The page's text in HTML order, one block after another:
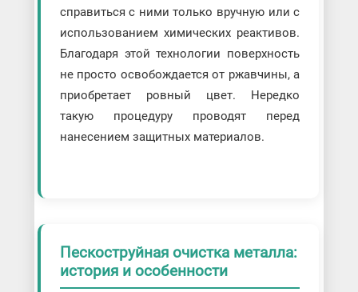
справиться с ними только вручную или с
использованием химических реактивов.
Благодаря этой технологии поверхность
не просто освобождается от ржавчины, а
приобретает ровный цвет. Нередко
такую процедуру проводят перед
нанесением защитных материалов.
Пескоструйная очистка металла:
история и особенности